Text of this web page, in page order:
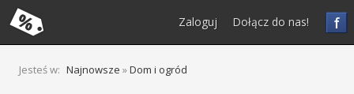
f
Zaloguj Dołącz do nas!
Jesteś w: Najnowsze »Dom i ogród